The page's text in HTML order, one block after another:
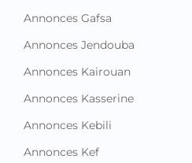
Annonces Gafsa
Annonces Jendouba
Annonces Kairouan
Annonces Kasserine
Annonces Kebili
Annonces Kef